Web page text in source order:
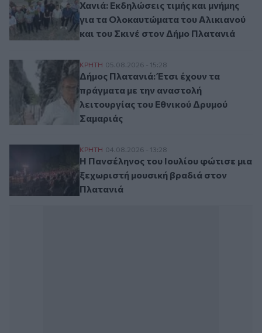
Χανιά: Εκδηλώσεις τιμής και μνήμης
για τα Ολοκαυτώματα του Αλικιανού
και του Σκινέ στον Δήμο Πλατανιά
Δήμος Πλατανιά: Έτσι έχουν τα
ΚΡΗΤΗ 05.08.2026 - 15:28
Δήμος Πλατανιά: Έτσι έχουν τα
πράγματα με την αναστολή
λειτουργίας του Εθνικού Δρυμού
Σαμαριάς
Η Πανσέληνος του Ιουλίου φώτισε μια
ΚΡΗΤΗ 04.08.2026 - 13:28
Η Πανσέληνος του Ιουλίου φώτισε μια
ξεχωριστή μουσική βραδιά στον
Πλατανιά